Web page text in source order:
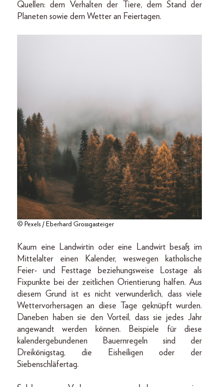
Quellen: dem Verhalten der Tiere, dem Stand der
Planeten sowie dem Wetter an Feiertagen.
© Pexels / Eberhard Grossgasteiger
Kaum eine Landwirtin oder eine Landwirt besaß im
Mittelalter einen Kalender, weswegen katholische
Feier- und Festtage beziehungsweise Lostage als
Fixpunkte bei der zeitlichen Orientierung halfen. Aus
diesem Grund ist es nicht verwunderlich, dass viele
Wettervorhersagen an diese Tage geknüpft wurden.
Daneben haben sie den Vorteil, dass sie jedes Jahr
angewandt werden können. Beispiele für diese
kalendergebundenen Bauernregeln sind der
Dreikönigstag, die Eisheiligen oder der
Siebenschläfertag.